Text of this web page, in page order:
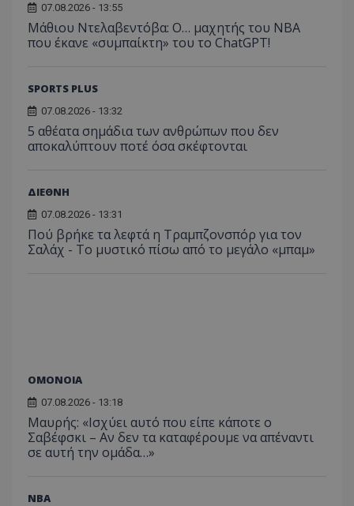
07.08.2026 - 13:55
Μάθιου Ντελαβεντόβα: Ο… μαχητής του NBA
που έκανε «συμπαίκτη» του το ChatGPT!
SPORTS PLUS
07.08.2026 - 13:32
5 αθέατα σημάδια των ανθρώπων που δεν
αποκαλύπτουν ποτέ όσα σκέφτονται
ΔΙΕΘΝΗ
07.08.2026 - 13:31
Πού βρήκε τα λεφτά η Τραμπζονσπόρ για τον
Σαλάχ - Το μυστικό πίσω από το μεγάλο «μπαμ»
ΟΜΟΝΟΙΑ
07.08.2026 - 13:18
Μαυρής: «Ισχύει αυτό που είπε κάποτε ο
Σαβέφσκι – Αν δεν τα καταφέρουμε να απέναντι
σε αυτή την ομάδα…»
NBA